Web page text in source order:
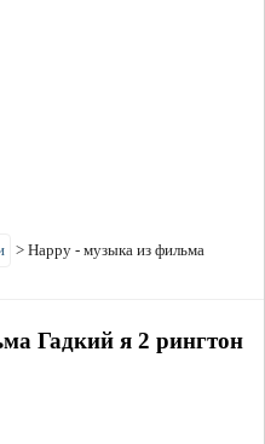
> Happy - музыка из фильма
Гадкий я 2 рингтон